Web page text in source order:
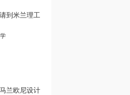
到米兰理工
兰欧尼设计